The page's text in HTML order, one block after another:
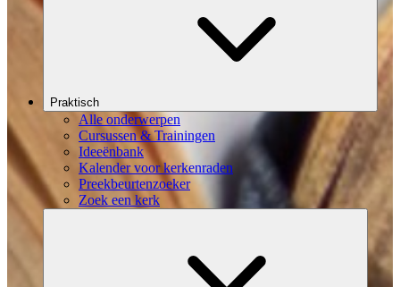
Praktisch
Alle onderwerpen
Cursussen & Trainingen
Ideeënbank
Kalender voor kerkenraden
Preekbeurtenzoeker
Zoek een kerk